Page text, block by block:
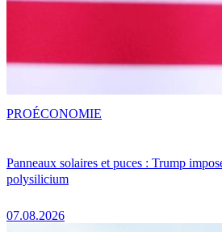
Panneaux solaires et puces : Trump
polysilicium
07.08.2026
PROÉCONOMIE